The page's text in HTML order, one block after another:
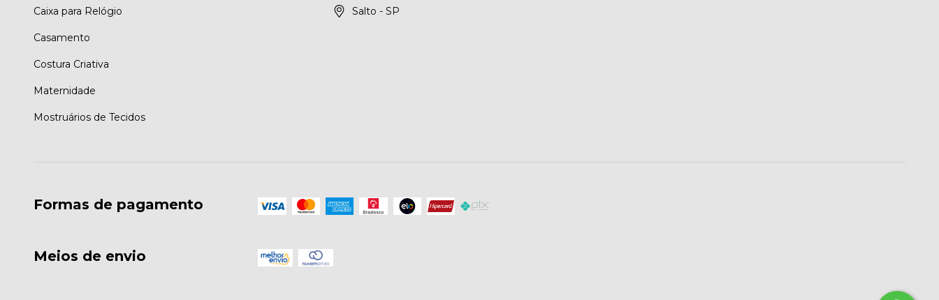
Caixa para Relógio
Casamento
Costura Criativa
Maternidade
Mostruários de Tecidos
Salto - SP
Formas de pagamento
Meios de envio